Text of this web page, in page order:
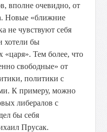
вполне очевидно, от
Новые «ближние
не чувствуют себя
хотели бы
«царя». Тем более, что
свободные» от
политики с
К примеру, можно
либералов с
бы себя
Прусак.